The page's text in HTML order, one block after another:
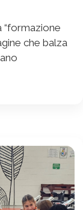
“formazione
che balza